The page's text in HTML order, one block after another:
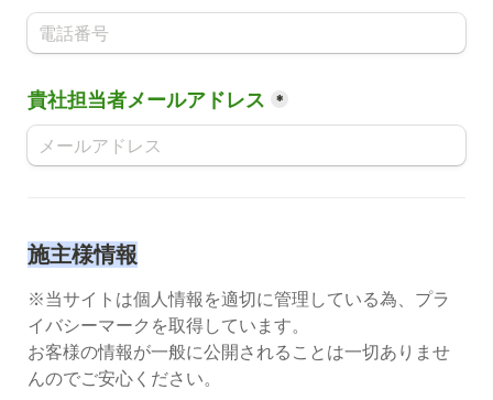
貴社担当者メールアドレス *
施主様情報
※当サイトは個人情報を適切に管理している為、プラ
イバシーマークを取得しています。
お客様の情報が一般に公開されることは一切ありませ
んのでご安心ください。